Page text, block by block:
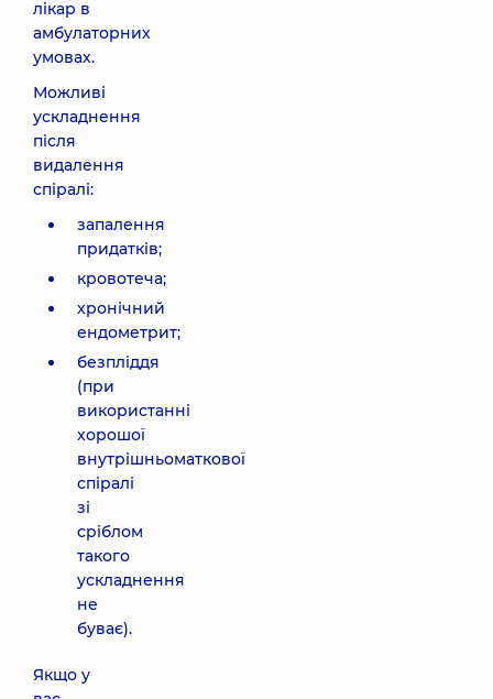
лікар в
амбулаторних
умовах.
Можливі
ускладнення
після
видалення
спіралі:
запалення
придатків;
кровотеча;
хронічний
ендометрит;
безпліддя
(при
використанні
хорошої
внутрішньоматкової
спіралі
зі
сріблом
такого
ускладнення
не
буває).
Якщо у